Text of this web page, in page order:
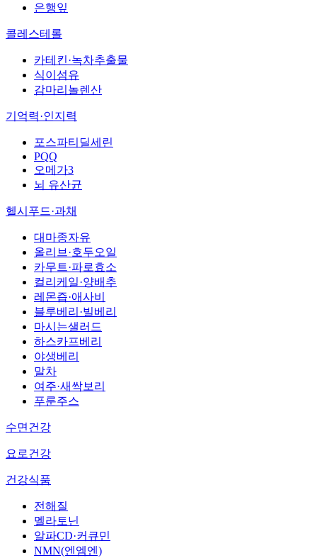
은행잎
콜레스테롤
카테킨·녹차추출물
식이섬유
감마리놀렌산
기억력·인지력
포스파티딜세린
PQQ
오메가3
뇌 유산균
헬시푸드·과채
대마종자유
올리브·호두오일
카무트·파로효소
컬리케일·양배추
레몬즙·애사비
블루베리·빌베리
마시는샐러드
하스카프베리
야생베리
말차
여주·새싹보리
푸룬주스
수면건강
요로건강
건강식품
전해질
멜라토닌
알파CD·커큐민
NMN(엔엠엔)